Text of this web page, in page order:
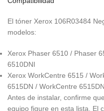
El tóner Xerox 106R03484
modelos:
Xerox Phaser 6510 / Phaser
6510DNI
Xerox WorkCentre 6515 /
6515DN / WorkCentre
Antes de instalar, confirme
equipo figure en esta lista. El